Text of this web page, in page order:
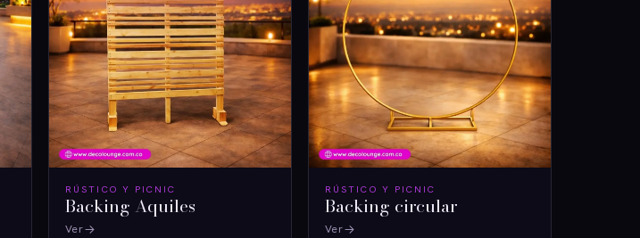
RÚSTICO Y PICNIC
Backing Aquiles
Ver
RÚSTICO Y PICNIC
Backing circular
Ver